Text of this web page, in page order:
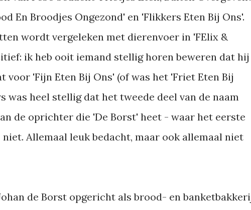
En Broodjes Ongezond' en 'Flikkers Eten Bij Ons'.
wordt vergeleken met dierenvoer in 'FElix &
ik heb ooit iemand stellig horen beweren dat hij
voor 'Fijn Eten Bij Ons' (of was het 'Friet Eten Bij
was heel stellig dat het tweede deel van de naam
de oprichter die 'De Borst' heet - waar het eerste
Allemaal leuk bedacht, maar ook allemaal niet
de Borst opgericht als brood- en